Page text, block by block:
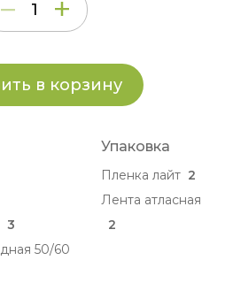
в корзину
3
50/60
Упаковка
Пленка лайт 2
Лента атласная
2